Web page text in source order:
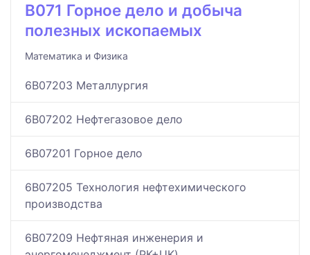
B071 Горное дело и добыча
полезных ископаемых
Математика и Физика
6B07203 Металлургия
6B07202 Нефтегазовое дело
6B07201 Горное дело
6B07205 Технология нефтехимического
производства
6B07209 Нефтяная инженерия и